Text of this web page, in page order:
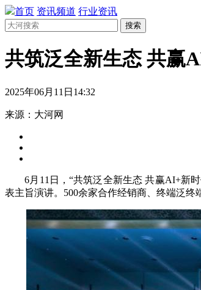
首页 资讯频道 行业资讯
搜索
共筑泛全新生态 共赢
2025年06月11日14:32
来源：大河网
6月11日，“共筑泛全新生态 共赢AI+新时
表主旨演讲。500余家合作经销商、终端泛终